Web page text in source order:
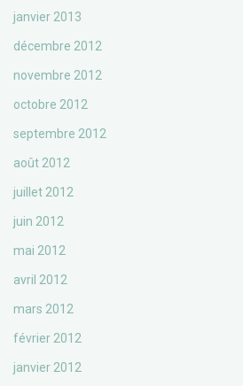
janvier 2013
décembre 2012
novembre 2012
octobre 2012
septembre 2012
août 2012
juillet 2012
juin 2012
mai 2012
avril 2012
mars 2012
février 2012
janvier 2012